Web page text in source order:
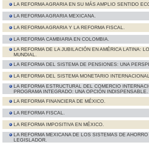
LA REFORMA AGRARIA EN SU MÁS AMPLIO SENTIDO
LA REFORMA AGRARIA MEXICANA.
LA REFORMA AGRARIA Y LA REFORMA FISCAL.
LA REFORMA CAMBIARlA EN COLOMBIA.
LA REFORMA DE LA JUBILACIÓN EN AMÉRICA LATINA:
MUNDIAL.
LA REFORMA DEL SISTEMA DE PENSIONES: UNA
LA REFORMA DEL SISTEMA MONETARIO
LA REFORMA ESTRUCTURAL DEL COMERCIO
PROGRAMA INTEGRADO: UNA OPCIÓN INDISPENSABLE.
LA REFORMA FINANCIERA DE MÉXICO.
LA REFORMA FISCAL.
LA REFORMA IMPOSITIVA EN MÉXICO.
LA REFORMA MEXICANA DE LOS SISTEMAS DE
LEGISLADOR.